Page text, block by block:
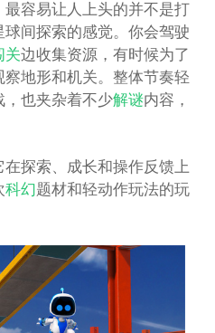
容易让人上头的并不是打
间探索的感觉。你会驾驶
关边收集资源，有时候为了
地形和机关。整体节奏轻
，也夹杂着不少解谜内容，
探索、成长和操作反馈上
科幻题材和轻动作玩法的玩